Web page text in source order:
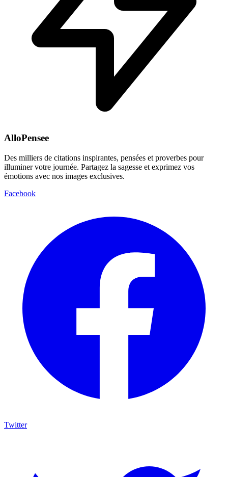
AlloPensee
Des milliers de citations inspirantes, pensées et proverbes pour
illuminer votre journée. Partagez la sagesse et exprimez vos
émotions avec nos images exclusives.
Facebook
Twitter